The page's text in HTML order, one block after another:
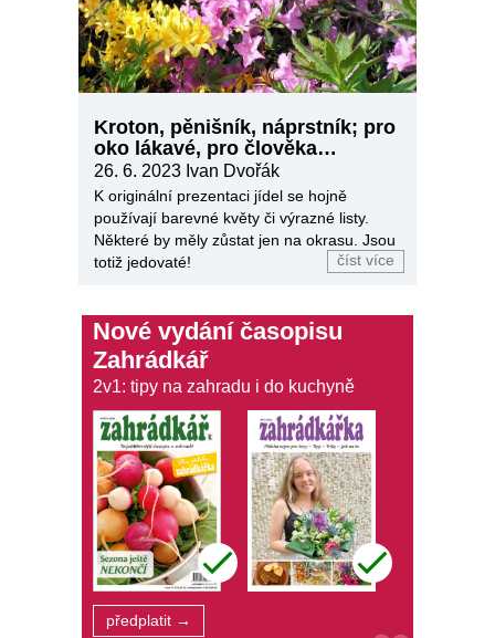
Kroton, pěnišník, náprstník; pro
oko lákavé, pro člověka
jedovaté
26. 6. 2023 Ivan Dvořák
K originální prezentaci jídel se hojně
používají barevné květy či výrazné listy.
Některé by měly zůstat jen na okrasu. Jsou
totiž jedovaté!
číst více
Nové vydání časopisu
Zahrádkář
2v1: tipy na zahradu i do kuchyně
předplatit →